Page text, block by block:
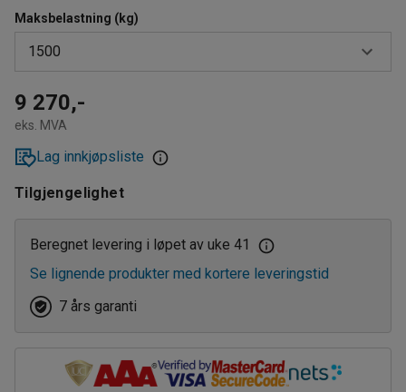
310
1
2
4
Maksbelastning (kg)
1500
500
1000
1500
9 270,-
eks. MVA
Lag innkjøpsliste
Tilgjengelighet
Beregnet levering i løpet av uke 41
Se lignende produkter med kortere leveringstid
7 års garanti